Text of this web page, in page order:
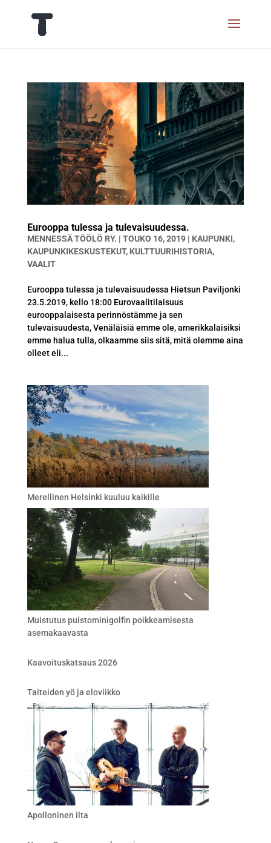
Eurooppa tulessa ja tulevaisuudessa.
MENNESSÄTÖÖLÖ RY. | TOUKO 16, 2019| KAUPUNKI,
KAUPUNKIKESKUSTEKUT, KULTTUURIHISTORIA,
VAALIT
Eurooppa tulessa ja tulevaisuudessa Hietsun Paviljonki
23.5.2019, kello 18:00 Eurovaalitilaisuus
eurooppalaisesta perinnöstämme ja sen
tulevaisuudesta, Venäläisiä emme ole, amerikkalaisiksi
emme halua tulla, olkaamme siis sitä, mitä olemme aina
olleet eli...
Merellinen Helsinki kuuluu kaikille
Muistutus puistominigolfin poikkeamisesta
asemakaavasta
Kaavoituskatsaus 2026
Taiteiden yö ja eloviikko
Apolloninen ilta